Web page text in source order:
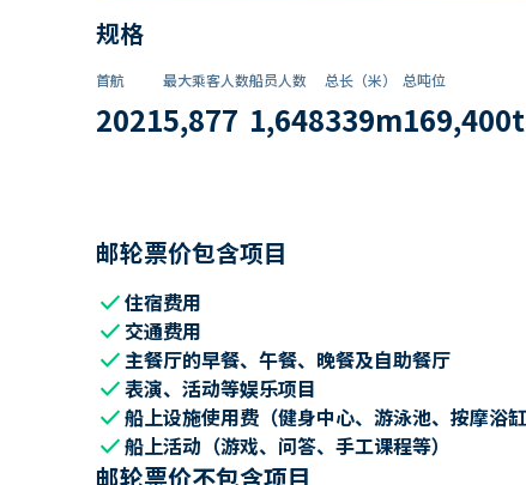
规格
首航
2021
最大乘客人数
5,877
船员人数
1,648
总长（米）
339m
总吨位
169,400t
邮轮票价包含项目
check住宿费用
check 交通费用
check主餐厅的早餐、午餐、晚餐及自助餐厅
check表演、活动等娱乐项目
check船上设施使用费（健身中心、游泳池、按摩浴
check船上活动（游戏、问答、手工课程等）
邮轮票价不包含项目